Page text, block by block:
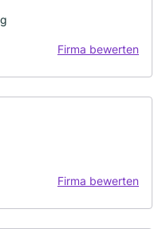
Firma bewerten
Firma bewerten